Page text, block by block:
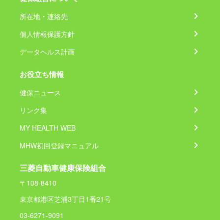
所在地・連絡先
個人情報保護方針
データヘルス計画
お役立ち情報
健保ニュース
リンク集
MY HEALTH WEB
MHW初回登録マニュアル
三菱自動車健康保険組合
〒108-8410
東京都港区芝浦3丁目1番21号
03-6271-9091